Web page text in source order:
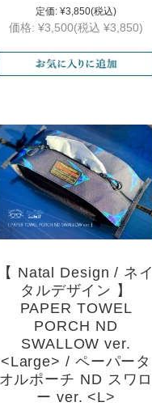
定価: ¥3,850(税込)
価格: ¥3,500(税込 ¥3,850)
【 Natal Design / ネイ
タルデザイン 】
PAPER TOWEL
PORCH ND
SWALLOW ver.
<Large> / ペーパータ
オルポーチ ND スワロ
ー ver. <L>